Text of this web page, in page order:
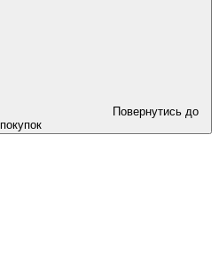
Повернутись до
покупок